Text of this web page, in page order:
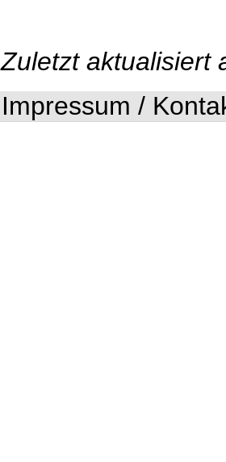
Zuletzt aktualisiert
Impressum /